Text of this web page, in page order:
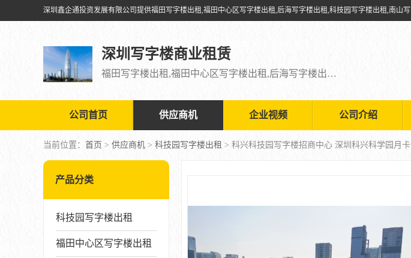
深圳写字楼商业租赁
福田写字楼出租,福田中心区写字楼出租,后海写字楼出租,科技园写字楼出租,南山写字楼出租,前海写字楼出租,宝安中心写字楼出租
公司首页 供应商机 企业视频 公司介绍
当前位置： 首页 > 供应商机 > 科技园写字楼出租 > 科兴科技园写字楼招商中心 深圳科兴科学园月卡
产品分类
科技园写字楼出租
福田中心区写字楼出租